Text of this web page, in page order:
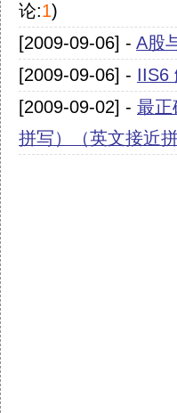
论:1)
[2009-09-06] - A股
[2009-09-06] - IIS6
[2009-09-02] - 最正
拼写）（英文接近